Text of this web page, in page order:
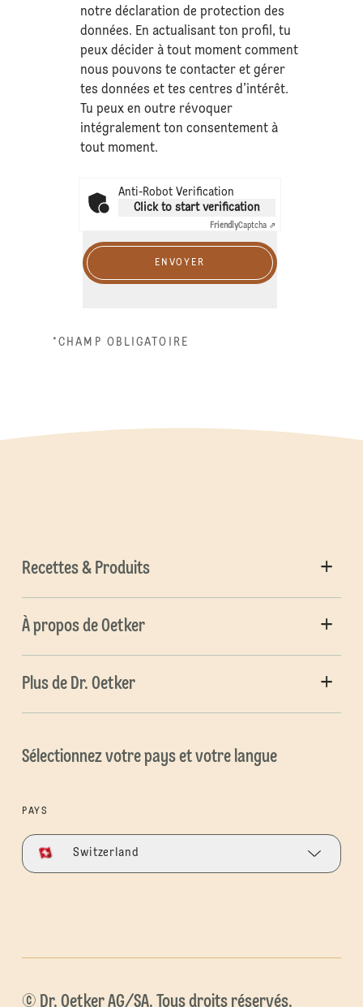
notre déclaration deprotection des
données. En actualisant ton profil, tu
peux décider à tout moment comment
nous pouvons te contacter et gérer
tes données et tes centres d’intérêt.
Tu peux en outre révoquer
intégralement ton consentement à
tout moment.
Anti-Robot Verification
Click to start verification
FriendlyCaptcha ⇗
ENVOYER
*CHAMP OBLIGATOIRE
Recettes & Produits
À propos de Oetker
Plus de Dr. Oetker
Sélectionnez votre pays et votre langue
PAYS
Switzerland
© Dr. Oetker AG/SA. Tous droits réservés.